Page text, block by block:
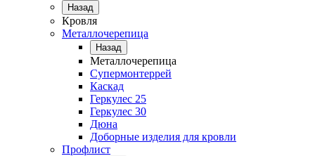
Назад
Кровля
Металлочерепица
Назад
Металлочерепица
Супермонтеррей
Каскад
Геркулес 25
Геркулес 30
Дюна
Доборные изделия для кровли
Профлист